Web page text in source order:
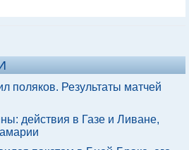
поляков. Результаты матчей
действия в Газе и Ливане,